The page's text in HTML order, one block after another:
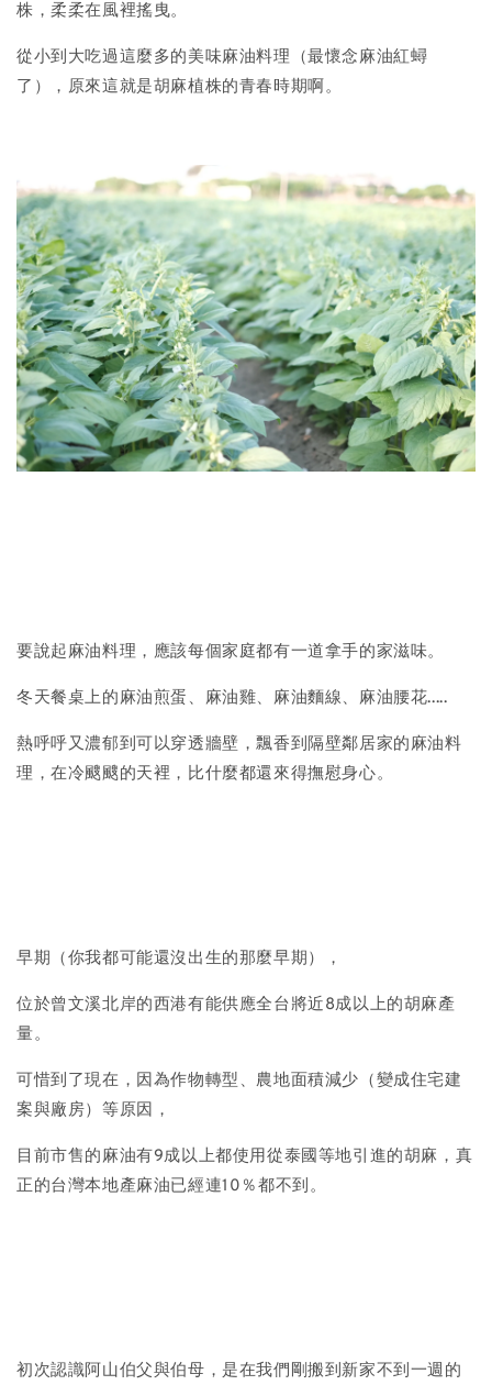
株，柔柔在風裡搖曳。
從小到大吃過這麼多的美味麻油料理（最懷念麻油紅蟳
了），原來這就是胡麻植株的青春時期啊。
要說起麻油料理，應該每個家庭都有一道拿手的家滋味。
冬天餐桌上的麻油煎蛋、麻油雞、麻油麵線、麻油腰花.....
熱呼呼又濃郁到可以穿透牆壁，飄香到隔壁鄰居家的麻油料
理，在冷颼颼的天裡，比什麼都還來得撫慰身心。
早期（你我都可能還沒出生的那麼早期），
位於曾文溪北岸的西港有能供應全台將近8成以上的胡麻產
量。
可惜到了現在，因為作物轉型、農地面積減少（變成住宅建
案與廠房）等原因，
目前市售的麻油有9成以上都使用從泰國等地引進的胡麻，真
正的台灣本地產麻油已經連10％都不到。
初次認識阿山伯父與伯母，是在我們剛搬到新家不到一週的